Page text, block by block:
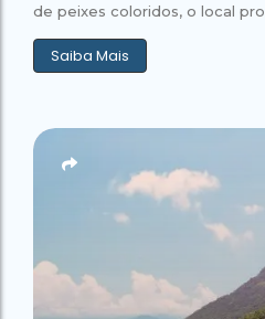
de peixes coloridos, o local
Saiba Mais